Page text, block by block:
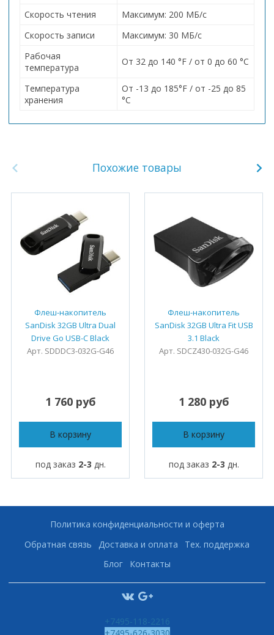
Скорость чтения
Максимум: 200 МБ/с
Скорость записи
Максимум: 30 МБ/с
Рабочая
температура
От 32 до 140 °F / от 0 до 60 °C
Температура
хранения
От -13 до 185°F / от -25 до 85
°C
Похожие товары
Флеш-накопитель
SanDisk 32GB Ultra Dual
Drive Go USB-C Black
Арт. SDDDC3-032G-G46
1 760 руб
В корзину
под заказ 2-3 дн.
Флеш-накопитель
SanDisk 32GB Ultra Fit USB
3.1 Black
Арт. SDCZ430-032G-G46
1 280 руб
В корзину
под заказ 2-3 дн.
Политика конфиденциальности и оферта
Обратная связь
Доставка и оплата
Тех. поддержка
Блог
Контакты
+7495-118-2216